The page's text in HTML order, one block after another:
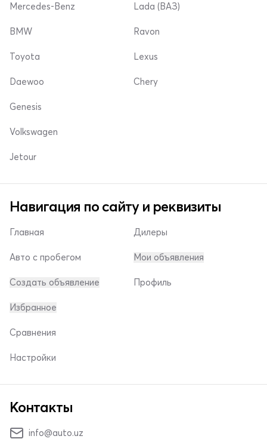
Mercedes-Benz Lada (ВАЗ)
BMW
Toyota
Daewoo
Ravon
Lexus
Chery
Genesis
Volkswagen
Jetour
Навигация по сайту и реквизиты
Главная
Авто с пробегом
Создать объявление
Дилеры
Мои объявления
Профиль
Избранное
Сравнения
Настройки
Контакты
info@auto.uz